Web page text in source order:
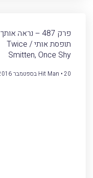
פרק 487 – נראה אותך
תופסת אותי / Twice
Smitten, Once Shy
Hit Man 20 בספטמבר 2016